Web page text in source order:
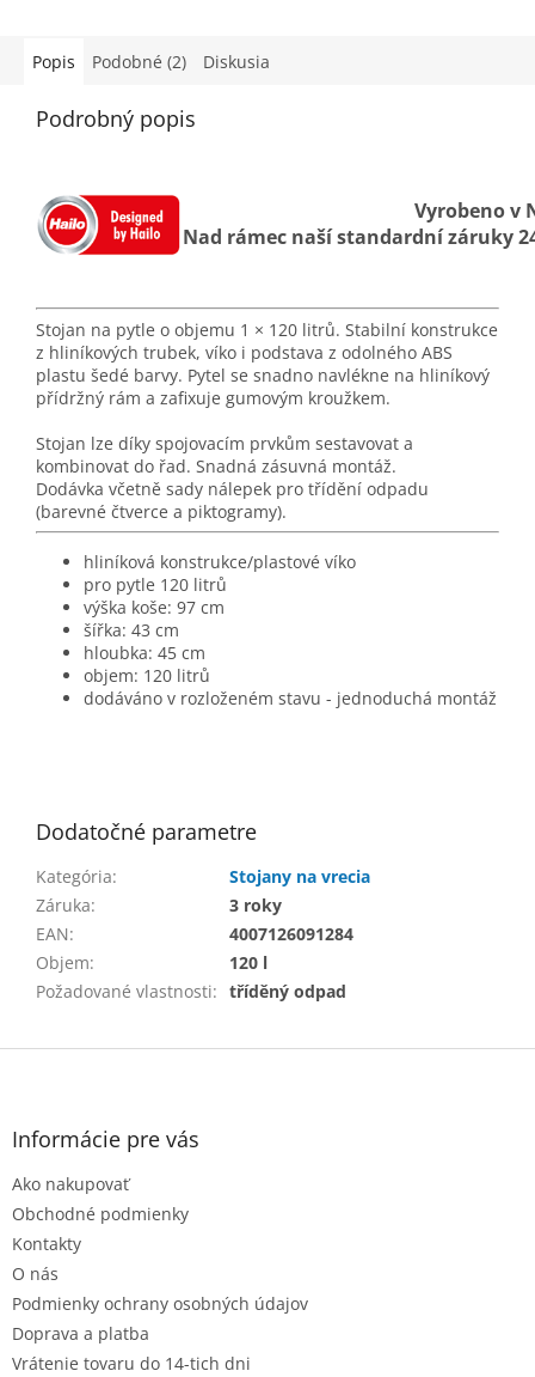
Popis Podobné (2) Diskusia
Podrobný popis
Vyrobeno v
Nad rámec naší standardní záruky
Stojan na pytle o objemu 1 × 120 litrů. Stabilní konstrukce
z hliníkových trubek, víko i podstava z odolného ABS
plastu šedé barvy. Pytel se snadno navlékne na hliníkový
přídržný rám a zafixuje gumovým kroužkem.
Stojan lze díky spojovacím prvkům sestavovat a
kombinovat do řad. Snadná zásuvná montáž.
Dodávka včetně sady nálepek pro třídění odpadu
(barevné čtverce a piktogramy).
hliníková konstrukce/plastové víko
pro pytle 120 litrů
výška koše: 97 cm
šířka: 43 cm
hloubka: 45 cm
objem: 120 litrů
dodáváno v rozloženém stavu - jednoduchá montáž
Dodatočné parametre
Kategória:
Stojany na vrecia
Záruka:
3 roky
EAN:
4007126091284
Objem:
120 l
Požadované vlastnosti: tříděný odpad
Z
Informácie pre vás
Ako nakupovať
Obchodné podmienky
Kontakty
O nás
Podmienky ochrany osobných údajov
Doprava a platba
Vrátenie tovaru do 14-tich dni